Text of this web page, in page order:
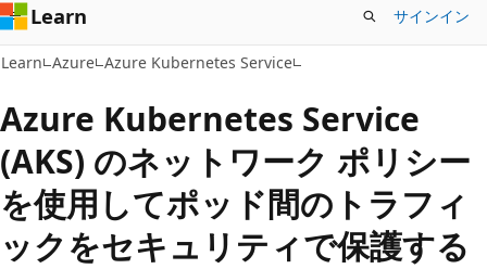
ッ
プ
Learn サインイン
Learn Azure Azure Kubernetes Service
Azure Kubernetes Service
(AKS) のネットワーク ポリシー
を使用してポッド間のトラフィ
ックをセキュリティで保護する